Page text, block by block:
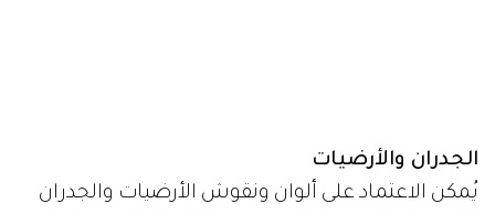
الجدران والأرضيات
يُمكن الاعتماد على ألوان ونقوش الأرضيات والجدران